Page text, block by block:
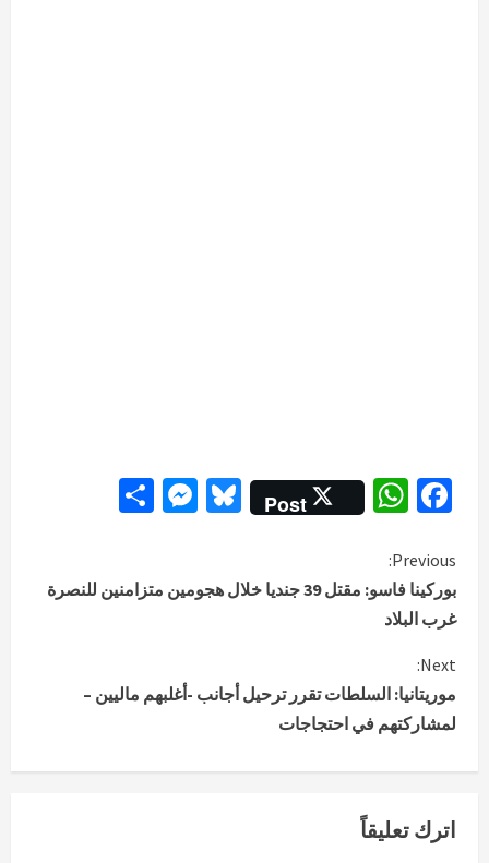
Facebook
WhatsApp
Post
Bluesky
C
o
n
t
u
Previous:
بوركينا فاسو: مقتل 39 جنديا خلال هجومين متزامنين للنصرة
غرب البلاد
Next:
موريتانيا: السلطات تقرر ترحيل أجانب -أغلبهم ماليين –
لمشاركتهم في احتجاجات
اترك تعليقاً